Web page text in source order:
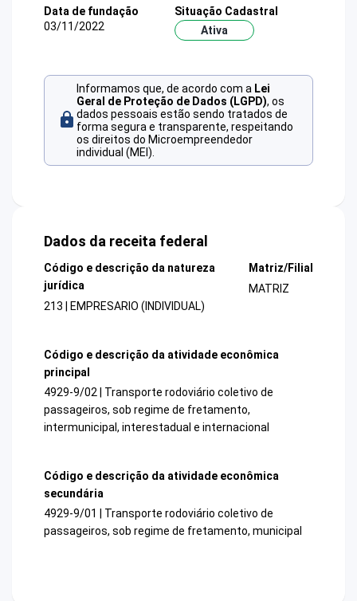
Data de fundação
03/11/2022
Situação Cadastral
Ativa
Informamos que, de acordo com a Lei
Geral de Proteção de Dados (LGPD), os
dados pessoais estão sendo tratados de
forma segura e transparente, respeitando
os direitos do Microempreendedor
individual (MEI).
Dados da receita federal
Código e descrição da natureza
jurídica
213 | EMPRESARIO (INDIVIDUAL)
Matriz/Filial
MATRIZ
Código e descrição da atividade econômica
principal
4929-9/02 | Transporte rodoviário coletivo de
passageiros, sob regime de fretamento,
intermunicipal, interestadual e internacional
Código e descrição da atividade econômica
secundária
4929-9/01 | Transporte rodoviário coletivo de
passageiros, sob regime de fretamento, municipal